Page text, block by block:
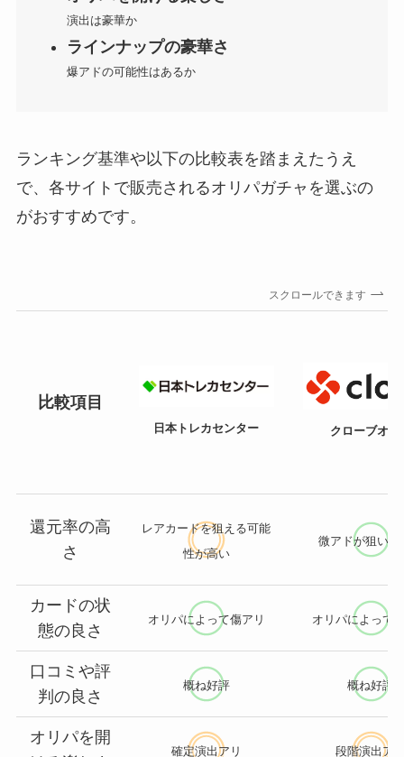
演出は豪華か
ラインナップの豪華さ
爆アドの可能性はあるか
ランキング基準や以下の比較表を踏まえたうえ
で、各サイトで販売されるオリパガチャを選ぶの
がおすすめです。
スクロールできます
比較項目
日本トレカセンター クローブオリ
還元率の高
さ
レアカードを狙える可能
性が高い
微アドが狙いや
カードの状
態の良さ
オリパによって傷アリ オリパによって
口コミや評
判の良さ
概ね好評 概ね好評
オリパを開
確定演出アリ 段階演出ア